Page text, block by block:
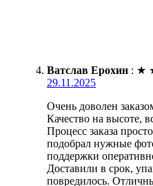
Ватслав Ерохин : ★
29.11.2025
Очень доволен
Качество на высоте,
Процесс заказа
подобрал нужные
поддержки
Доставили в срок,
повредилось.